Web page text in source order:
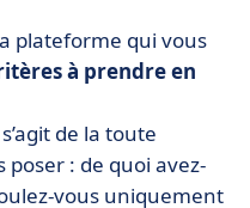
plateforme qui vous
à prendre en
de la toute
: de quoi avez-
vous uniquement